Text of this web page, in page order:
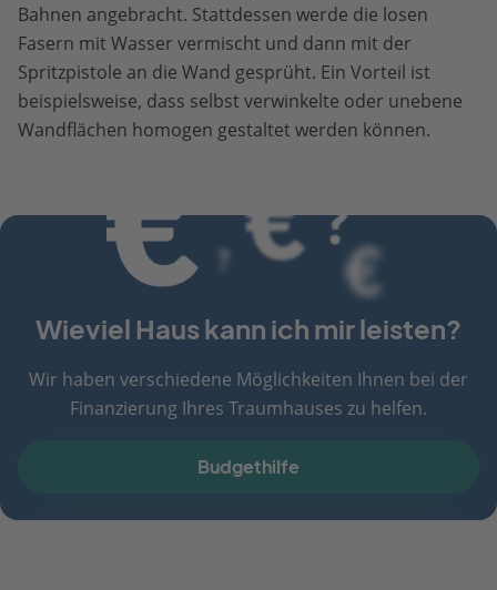
Bahnen angebracht. Stattdessen werde die losen
Fasern mit Wasser vermischt und dann mit der
Spritzpistole an die Wand gesprüht. Ein Vorteil ist
beispielsweise, dass selbst verwinkelte oder unebene
Wandflächen homogen gestaltet werden können.
Wieviel Haus kann ich mir leisten?
Wir haben verschiedene Möglichkeiten Ihnen bei der
Finanzierung Ihres Traumhauses zu helfen.
Budgethilfe